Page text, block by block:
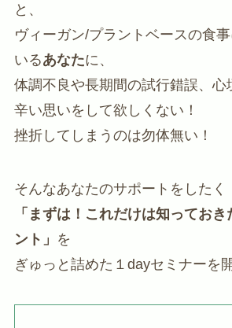
と、
ヴィーガン/プラントベースの食
いるあなたに、
体調不良や長期間の試行錯誤、心
辛い思いをして欲しくない！
挫折してしまうのは勿体無い！
そんなあなたのサポートをしたく
「まずは！これだけは知ってお
ント」 を
ぎゅっと詰めた１dayセミナーを